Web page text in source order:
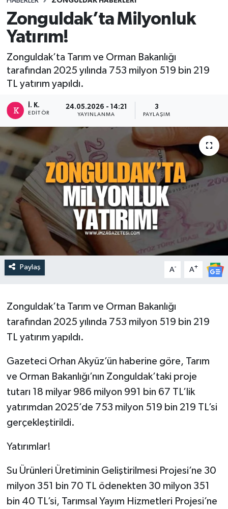
Zonguldak’ta Milyonluk
Yatırım!
Zonguldak’ta Tarım ve Orman Bakanlığı
tarafından 2025 yılında 753 milyon 519 bin 219
TL yatırım yapıldı.
İ. K.
EDITÖR
24.05.2026 - 14:21
YAYINLANMA
3
PAYLAŞIM
Paylaş A- A+
Zonguldak’ta Tarım ve Orman Bakanlığı
tarafından 2025 yılında 753 milyon 519 bin 219
TL yatırım yapıldı.
Gazeteci Orhan Akyüz’ün haberine göre, Tarım
ve Orman Bakanlığı’nın Zonguldak’taki proje
tutarı 18 milyar 986 milyon 991 bin 67 TL’lik
yatırımdan 2025’de 753 milyon 519 bin 219 TL’si
gerçekleştirildi.
Yatırımlar!
Su Ürünleri Üretiminin Geliştirilmesi Projesi’ne 30
milyon 351 bin 70 TL ödenekten 30 milyon 351
bin 40 TL’si, Tarımsal Yayım Hizmetleri Projesi’ne
DEVREK
DÜZCE
EREĞLİ
KASTAMONU